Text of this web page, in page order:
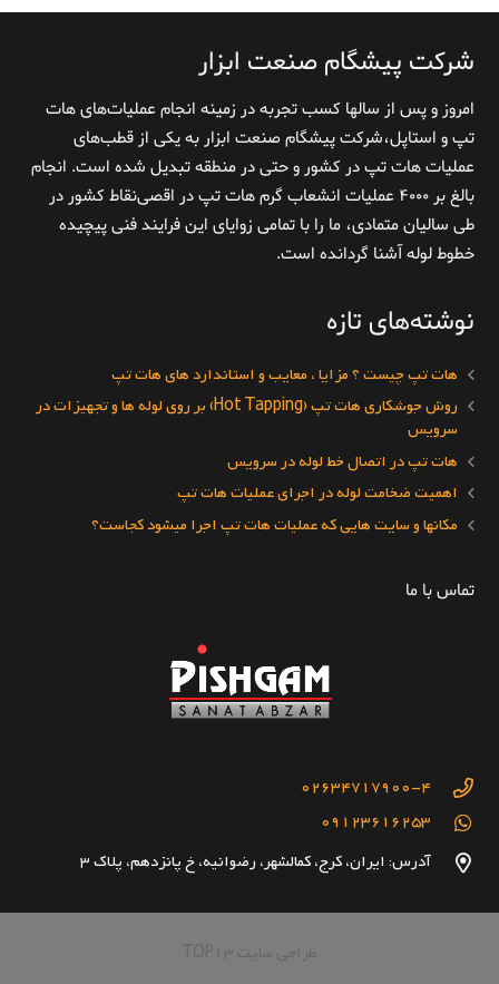
شرکت پیشگام صنعت ابزار
امروز و پس از سالها کسب تجربه در زمینه انجام عملیات‌های هات
تپ و استاپل،شرکت پیشگام صنعت ابزار به یکی از قطب‌های
عملیات هات تپ در کشور و حتی در منطقه تبدیل شده است. انجام
بالغ بر ۴۰۰۰ عملیات انشعاب گرم هات تپ در اقصی‌نقاط کشور در
طی سالیان متمادی، ما را با تمامی زوایای این فرایند فنی پیچیده
خطوط لوله آشنا گردانده است.
نوشته‌های تازه
هات تپ چیست ؟ مزایا ، معایب و استاندارد های هات تپ
روش جوشکاری هات تپ (Hot Tapping) بر روی لوله ها و تجهیزات در
سرویس
هات تپ در اتصال خط لوله در سرویس
اهمیت ضخامت لوله در اجرای عملیات هات تپ
مکانها و سایت هایی که عملیات هات تپ اجرا میشود کجاست؟
تماس با ما
02634717900-4
09123616253
آدرس: ایران، کرج، کمالشهر، رضوانیه، خ پانزدهم، پلاک 3
طراحی سایت TOP13